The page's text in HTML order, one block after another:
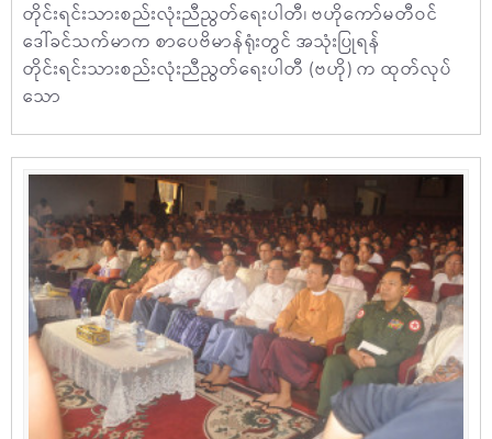
တိုင်းရင်းသားစည်းလုံးညီညွတ်ရေးပါတီ၊ ဗဟိုကော်မတီဝင်
ဒေါ်ခင်သက်မာက စာပေဗိမာန်ရုံးတွင် အသုံးပြုရန်
တိုင်းရင်းသားစည်းလုံးညီညွတ်ရေးပါတီ (ဗဟို) က ထုတ်လုပ်
သော